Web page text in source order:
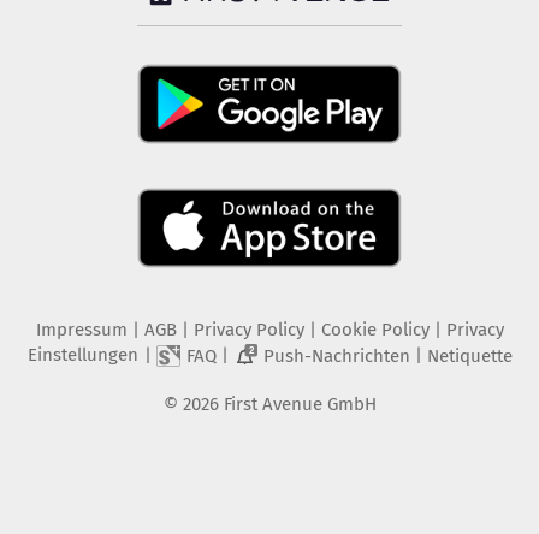
Impressum | AGB | Privacy Policy| Cookie Policy| Privacy
Einstellungen | FAQ| 2 Push-Nachrichten | Netiquette
© 2026 First Avenue GmbH